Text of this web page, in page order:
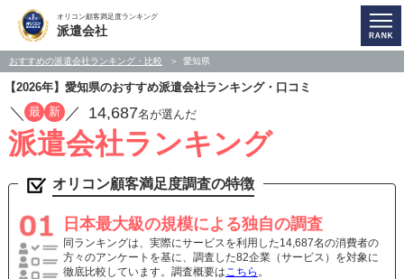
オリコン顧客満足度ランキング
派遣会社
おすすめの派遣会社ランキング・比較 愛知県
【2026年】愛知県のおすすめ派遣会社ランキング・口コミ
／ 最 新 ／ 14,687名が選んだ
派遣会社ランキング
オリコン顧客満足度調査の特徴
日本最大級の規模による独自の調査
同ランキングは、実際にサービスを利用した14,687名の消費者の
方々のアンケートを基に、調査した82企業（サービス）を対象に
徹底比較しています。調査概要はこちら 。